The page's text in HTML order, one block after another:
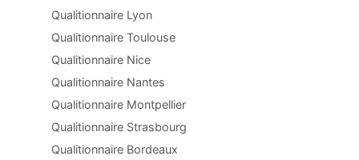
Qualitionnaire Lyon
Qualitionnaire Toulouse
Qualitionnaire Nice
Qualitionnaire Nantes
Qualitionnaire Montpellier
Qualitionnaire Strasbourg
Qualitionnaire Bordeaux